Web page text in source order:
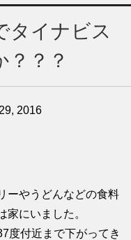
タイナビス
？？？
2016
ーやうどんなどの食料
にいました。
度付近まで下がってき